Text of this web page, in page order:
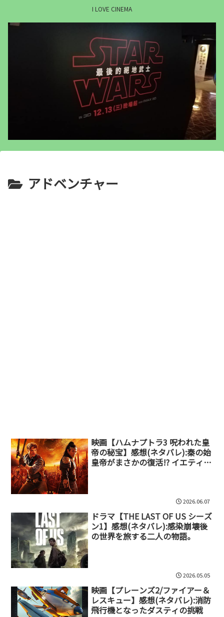
I LOVE CINEMA
アドベンチャー
映画【ハムナプトラ3 呪われた皇
帝の秘宝】感想(ネタバレ):秦の始
皇帝がまさかの復活!? イエティも
2026.06.07
ドラマ【THE LAST OF US シーズ
ン1】感想(ネタバレ):感染崩壊後
の世界を旅する二人の物語。
2026.05.05
映画【プレーンズ2/ファイアー＆
レスキュー】感想(ネタバレ):消防
飛行機となったダスティの挑戦